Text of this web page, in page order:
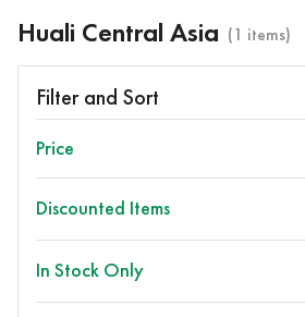
Huali Central Asia (1 items)
Filter and Sort
Price
Discounted Items
In Stock Only